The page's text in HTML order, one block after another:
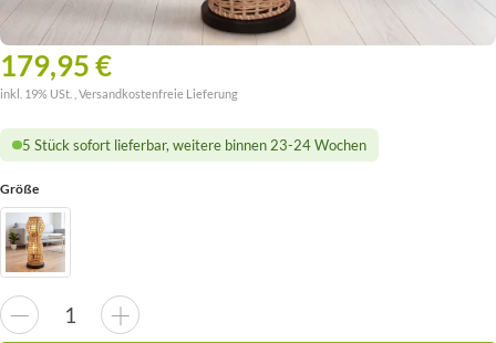
179,95 €
inkl. 19% USt. , Versandkostenfreie Lieferung
5 Stück sofort lieferbar, weitere binnen 23-24 Wochen
Größe